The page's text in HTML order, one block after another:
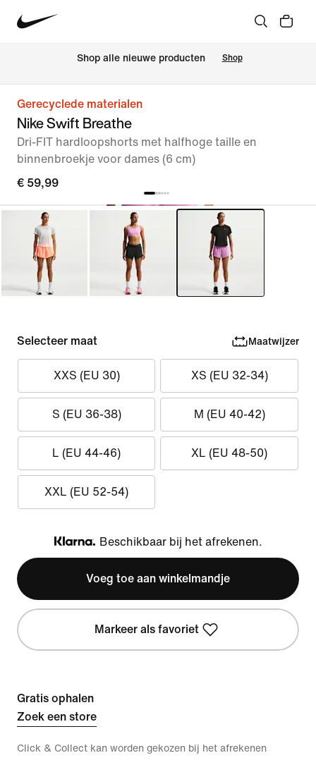
Shop alle nieuwe producten Shop
Gerecyclede materialen
Nike Swift Breathe
Dri-FIT hardloopshorts met halfhoge taille en
binnenbroekje voor dames (6 cm)
€ 59,99
Selecteer maat Maatwijzer
XXS (EU 30) XS (EU 32-34)
S (EU 36-38) M (EU 40-42)
L (EU 44-46) XL (EU 48-50)
XXL (EU 52-54)
Klarna
Beschikbaar bij het afrekenen.
Voeg toe aan winkelmandje
Markeer als favoriet
Gratis ophalen
Zoek een store
Click & Collect kan worden gekozen bij het afrekenen